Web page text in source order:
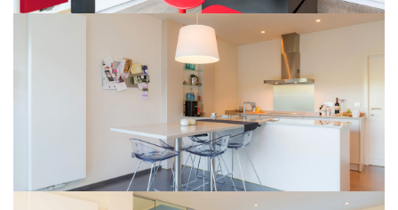
Kos V